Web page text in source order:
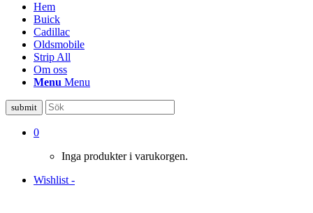
Hem
Buick
Cadillac
Oldsmobile
Strip All
Om oss
Menu Menu
0
Inga produkter i varukorgen.
Wishlist -